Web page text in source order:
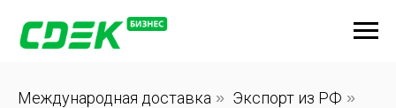
Международная доставка » Экспорт из РФ »